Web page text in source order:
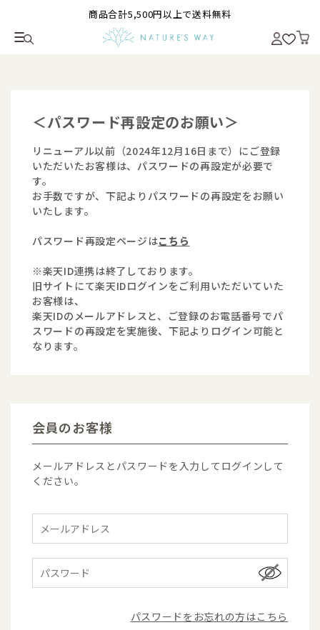
商品合計5,500円以上で送料無料
＜パスワード再設定のお願い＞
リニューアル以前（2024年12月16日まで）にご登録
いただいたお客様は、パスワードの再設定が必要で
す。
お手数ですが、下記よりパスワードの再設定をお願い
いたします。
パスワード再設定ページはこちら
※楽天ID連携は終了しております。
旧サイトにて楽天IDログインをご利用いただいていた
お客様は、
楽天IDのメールアドレスと、ご登録のお電話番号でパ
スワードの再設定を実施後、下記よりログイン可能と
なります。
会員のお客様
メールアドレスとパスワードを入力してログインして
ください。
パスワードをお忘れの方はこちら